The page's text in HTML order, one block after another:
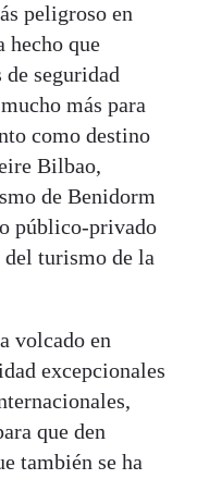
peligroso en
hecho que
seguridad
más para
como destino
Bilbao,
de Benidorm
público-privado
turismo de la
volcado en
excepcionales
que den
también se ha